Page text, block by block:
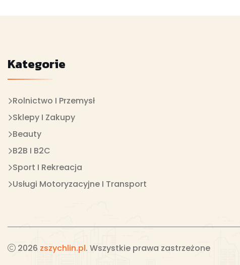
Kategorie
Rolnictwo I Przemysł
Sklepy I Zakupy
Beauty
B2B I B2C
Sport I Rekreacja
Usługi Motoryzacyjne I Transport
2026 zszychlin.pl. Wszystkie prawa zastrzeżone